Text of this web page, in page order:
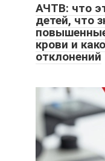
АЧТВ: что
детей, что
крови и
отклонений